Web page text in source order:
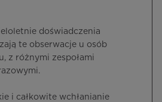
doświadczenia
te obserwacje u osób
z różnymi zespołami
i całkowite wchłanianie